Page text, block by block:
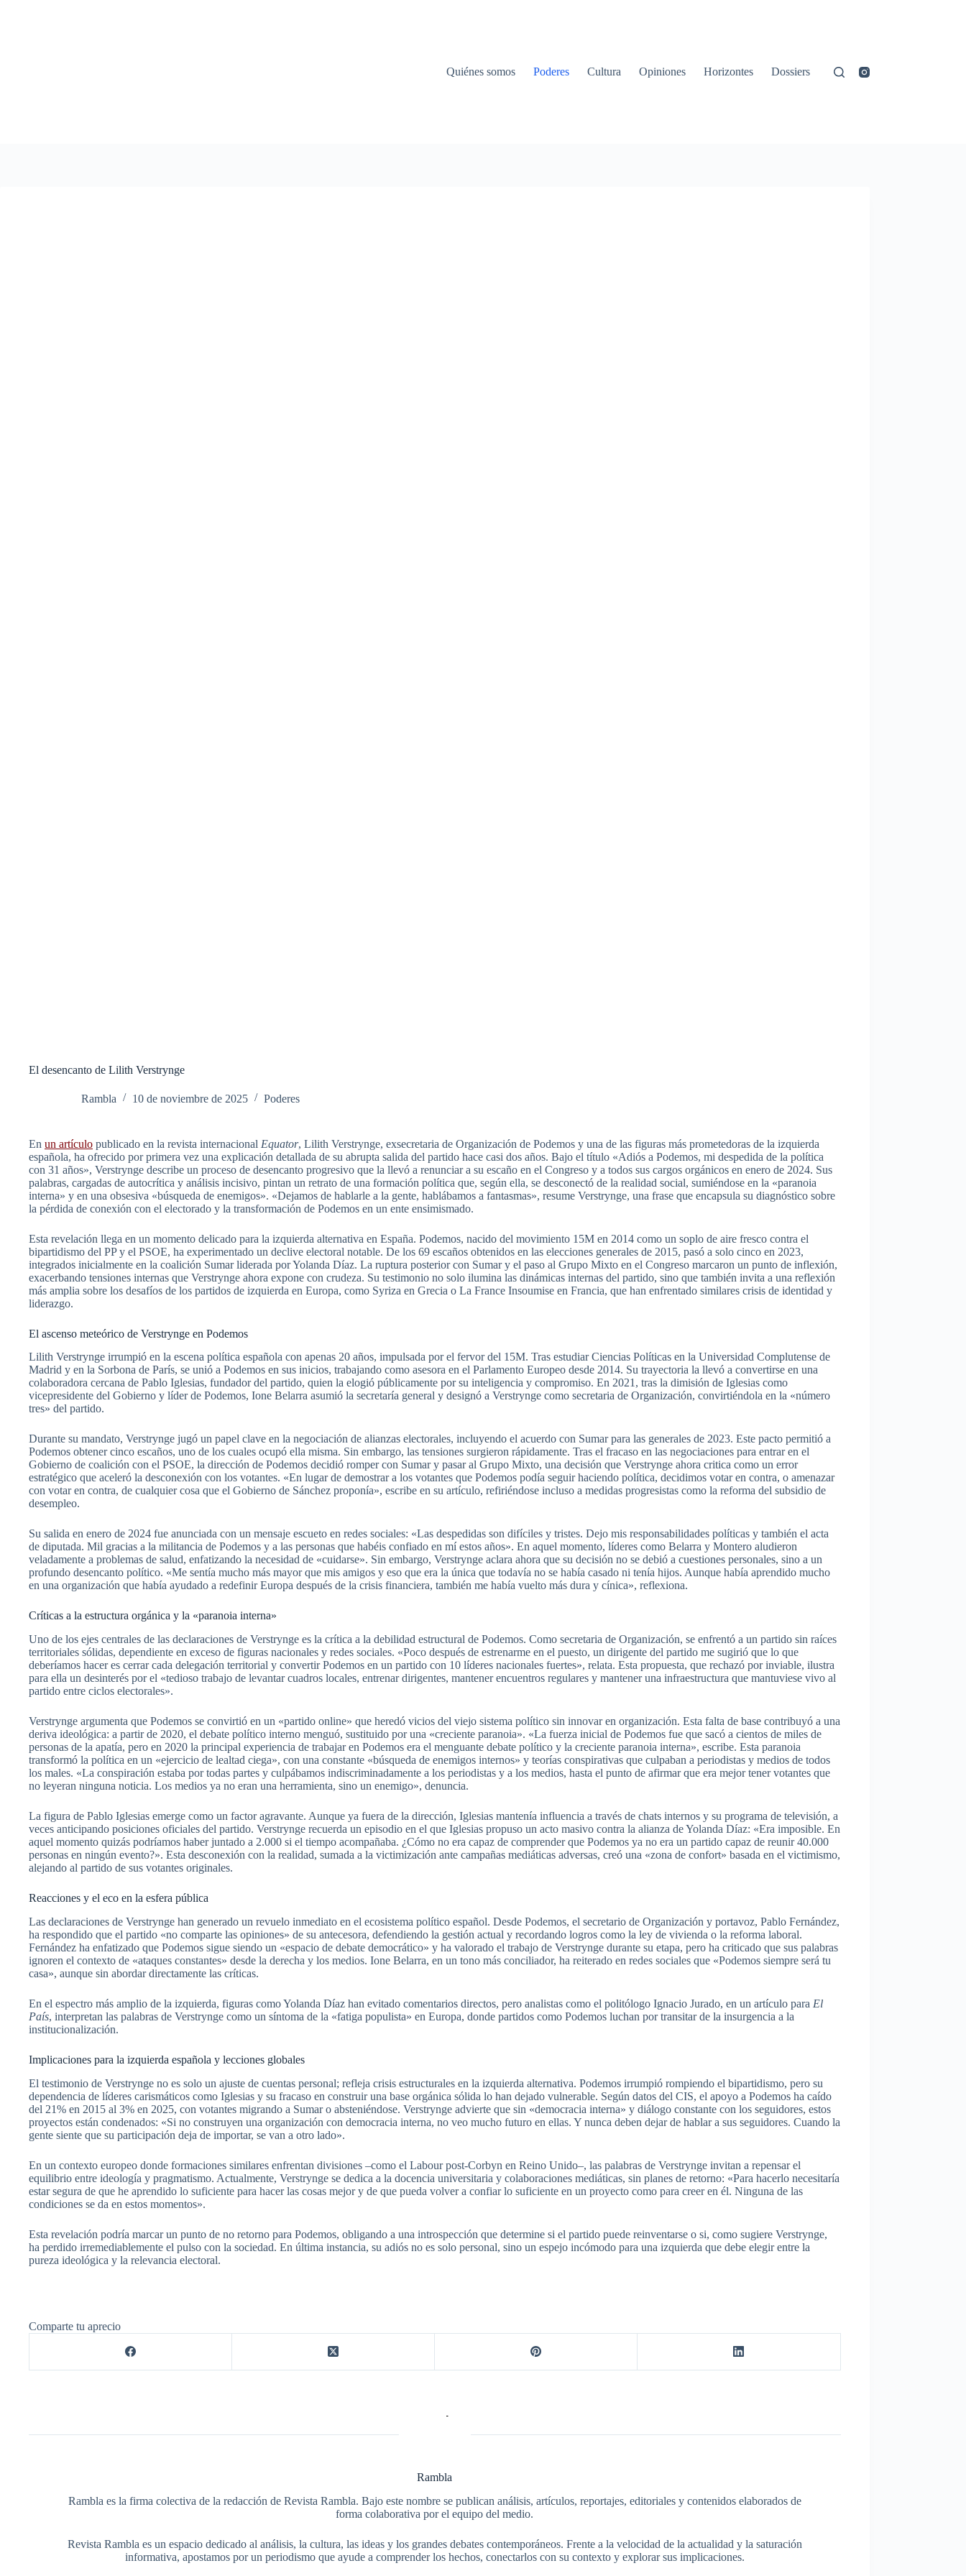
Quiénes somos Poderes Cultura Opiniones Horizontes Dossiers
El desencanto de Lilith Verstrynge
Rambla 10 de noviembre de 2025 Poderes
En un artículo publicado en la revista internacional Equator, Lilith Verstrynge, exsecretaria de Organización de Podemos y una de las figuras más prometedoras de la izquierda
española, ha ofrecido por primera vez una explicación detallada de su abrupta salida del partido hace casi dos años. Bajo el título «Adiós a Podemos, mi despedida de la política
con 31 años», Verstrynge describe un proceso de desencanto progresivo que la llevó a renunciar a su escaño en el Congreso y a todos sus cargos orgánicos en enero de 2024. Sus
palabras, cargadas de autocrítica y análisis incisivo, pintan un retrato de una formación política que, según ella, se desconectó de la realidad social, sumiéndose en la «paranoia
interna» y en una obsesiva «búsqueda de enemigos». «Dejamos de hablarle a la gente, hablábamos a fantasmas», resume Verstrynge, una frase que encapsula su diagnóstico sobre
la pérdida de conexión con el electorado y la transformación de Podemos en un ente ensimismado.
Esta revelación llega en un momento delicado para la izquierda alternativa en España. Podemos, nacido del movimiento 15M en 2014 como un soplo de aire fresco contra el
bipartidismo del PP y el PSOE, ha experimentado un declive electoral notable. De los 69 escaños obtenidos en las elecciones generales de 2015, pasó a solo cinco en 2023,
integrados inicialmente en la coalición Sumar liderada por Yolanda Díaz. La ruptura posterior con Sumar y el paso al Grupo Mixto en el Congreso marcaron un punto de inflexión,
exacerbando tensiones internas que Verstrynge ahora expone con crudeza. Su testimonio no solo ilumina las dinámicas internas del partido, sino que también invita a una reflexión
más amplia sobre los desafíos de los partidos de izquierda en Europa, como Syriza en Grecia o La France Insoumise en Francia, que han enfrentado similares crisis de identidad y
liderazgo.
El ascenso meteórico de Verstrynge en Podemos
Lilith Verstrynge irrumpió en la escena política española con apenas 20 años, impulsada por el fervor del 15M. Tras estudiar Ciencias Políticas en la Universidad Complutense de
Madrid y en la Sorbona de París, se unió a Podemos en sus inicios, trabajando como asesora en el Parlamento Europeo desde 2014. Su trayectoria la llevó a convertirse en una
colaboradora cercana de Pablo Iglesias, fundador del partido, quien la elogió públicamente por su inteligencia y compromiso. En 2021, tras la dimisión de Iglesias como
vicepresidente del Gobierno y líder de Podemos, Ione Belarra asumió la secretaría general y designó a Verstrynge como secretaria de Organización, convirtiéndola en la «número
tres» del partido.
Durante su mandato, Verstrynge jugó un papel clave en la negociación de alianzas electorales, incluyendo el acuerdo con Sumar para las generales de 2023. Este pacto permitió a
Podemos obtener cinco escaños, uno de los cuales ocupó ella misma. Sin embargo, las tensiones surgieron rápidamente. Tras el fracaso en las negociaciones para entrar en el
Gobierno de coalición con el PSOE, la dirección de Podemos decidió romper con Sumar y pasar al Grupo Mixto, una decisión que Verstrynge ahora critica como un error
estratégico que aceleró la desconexión con los votantes. «En lugar de demostrar a los votantes que Podemos podía seguir haciendo política, decidimos votar en contra, o amenazar
con votar en contra, de cualquier cosa que el Gobierno de Sánchez proponía», escribe en su artículo, refiriéndose incluso a medidas progresistas como la reforma del subsidio de
desempleo.
Su salida en enero de 2024 fue anunciada con un mensaje escueto en redes sociales: «Las despedidas son difíciles y tristes. Dejo mis responsabilidades políticas y también el acta
de diputada. Mil gracias a la militancia de Podemos y a las personas que habéis confiado en mí estos años». En aquel momento, líderes como Belarra y Montero aludieron
veladamente a problemas de salud, enfatizando la necesidad de «cuidarse». Sin embargo, Verstrynge aclara ahora que su decisión no se debió a cuestiones personales, sino a un
profundo desencanto político. «Me sentía mucho más mayor que mis amigos y eso que era la única que todavía no se había casado ni tenía hijos. Aunque había aprendido mucho
en una organización que había ayudado a redefinir Europa después de la crisis financiera, también me había vuelto más dura y cínica», reflexiona.
Críticas a la estructura orgánica y la «paranoia interna»
Uno de los ejes centrales de las declaraciones de Verstrynge es la crítica a la debilidad estructural de Podemos. Como secretaria de Organización, se enfrentó a un partido sin raíces
territoriales sólidas, dependiente en exceso de figuras nacionales y redes sociales. «Poco después de estrenarme en el puesto, un dirigente del partido me sugirió que lo que
deberíamos hacer es cerrar cada delegación territorial y convertir Podemos en un partido con 10 líderes nacionales fuertes», relata. Esta propuesta, que rechazó por inviable, ilustra
para ella un desinterés por el «tedioso trabajo de levantar cuadros locales, entrenar dirigentes, mantener encuentros regulares y mantener una infraestructura que mantuviese vivo al
partido entre ciclos electorales».
Verstrynge argumenta que Podemos se convirtió en un «partido online» que heredó vicios del viejo sistema político sin innovar en organización. Esta falta de base contribuyó a una
deriva ideológica: a partir de 2020, el debate político interno menguó, sustituido por una «creciente paranoia». «La fuerza inicial de Podemos fue que sacó a cientos de miles de
personas de la apatía, pero en 2020 la principal experiencia de trabajar en Podemos era el menguante debate político y la creciente paranoia interna», escribe. Esta paranoia
transformó la política en un «ejercicio de lealtad ciega», con una constante «búsqueda de enemigos internos» y teorías conspirativas que culpaban a periodistas y medios de todos
los males. «La conspiración estaba por todas partes y culpábamos indiscriminadamente a los periodistas y a los medios, hasta el punto de afirmar que era mejor tener votantes que
no leyeran ninguna noticia. Los medios ya no eran una herramienta, sino un enemigo», denuncia.
La figura de Pablo Iglesias emerge como un factor agravante. Aunque ya fuera de la dirección, Iglesias mantenía influencia a través de chats internos y su programa de televisión, a
veces anticipando posiciones oficiales del partido. Verstrynge recuerda un episodio en el que Iglesias propuso un acto masivo contra la alianza de Yolanda Díaz: «Era imposible. En
aquel momento quizás podríamos haber juntado a 2.000 si el tiempo acompañaba. ¿Cómo no era capaz de comprender que Podemos ya no era un partido capaz de reunir 40.000
personas en ningún evento?». Esta desconexión con la realidad, sumada a la victimización ante campañas mediáticas adversas, creó una «zona de confort» basada en el victimismo,
alejando al partido de sus votantes originales.
Reacciones y el eco en la esfera pública
Las declaraciones de Verstrynge han generado un revuelo inmediato en el ecosistema político español. Desde Podemos, el secretario de Organización y portavoz, Pablo Fernández,
ha respondido que el partido «no comparte las opiniones» de su antecesora, defendiendo la gestión actual y recordando logros como la ley de vivienda o la reforma laboral.
Fernández ha enfatizado que Podemos sigue siendo un «espacio de debate democrático» y ha valorado el trabajo de Verstrynge durante su etapa, pero ha criticado que sus palabras
ignoren el contexto de «ataques constantes» desde la derecha y los medios. Ione Belarra, en un tono más conciliador, ha reiterado en redes sociales que «Podemos siempre será tu
casa», aunque sin abordar directamente las críticas.
En el espectro más amplio de la izquierda, figuras como Yolanda Díaz han evitado comentarios directos, pero analistas como el politólogo Ignacio Jurado, en un artículo para El
País, interpretan las palabras de Verstrynge como un síntoma de la «fatiga populista» en Europa, donde partidos como Podemos luchan por transitar de la insurgencia a la
institucionalización.
Implicaciones para la izquierda española y lecciones globales
El testimonio de Verstrynge no es solo un ajuste de cuentas personal; refleja crisis estructurales en la izquierda alternativa. Podemos irrumpió rompiendo el bipartidismo, pero su
dependencia de líderes carismáticos como Iglesias y su fracaso en construir una base orgánica sólida lo han dejado vulnerable. Según datos del CIS, el apoyo a Podemos ha caído
del 21% en 2015 al 3% en 2025, con votantes migrando a Sumar o absteniéndose. Verstrynge advierte que sin «democracia interna» y diálogo constante con los seguidores, estos
proyectos están condenados: «Si no construyen una organización con democracia interna, no veo mucho futuro en ellas. Y nunca deben dejar de hablar a sus seguidores. Cuando la
gente siente que su participación deja de importar, se van a otro lado».
En un contexto europeo donde formaciones similares enfrentan divisiones –como el Labour post-Corbyn en Reino Unido–, las palabras de Verstrynge invitan a repensar el
equilibrio entre ideología y pragmatismo. Actualmente, Verstrynge se dedica a la docencia universitaria y colaboraciones mediáticas, sin planes de retorno: «Para hacerlo necesitaría
estar segura de que he aprendido lo suficiente para hacer las cosas mejor y de que pueda volver a confiar lo suficiente en un proyecto como para creer en él. Ninguna de las
condiciones se da en estos momentos».
Esta revelación podría marcar un punto de no retorno para Podemos, obligando a una introspección que determine si el partido puede reinventarse o si, como sugiere Verstrynge,
ha perdido irremediablemente el pulso con la sociedad. En última instancia, su adiós no es solo personal, sino un espejo incómodo para una izquierda que debe elegir entre la
pureza ideológica y la relevancia electoral.
Comparte tu aprecio
Rambla
Rambla es la firma colectiva de la redacción de Revista Rambla. Bajo este nombre se publican análisis, artículos, reportajes, editoriales y contenidos elaborados de
forma colaborativa por el equipo del medio.
Revista Rambla es un espacio dedicado al análisis, la cultura, las ideas y los grandes debates contemporáneos. Frente a la velocidad de la actualidad y la saturación
informativa, apostamos por un periodismo que ayude a comprender los hechos, conectarlos con su contexto y explorar sus implicaciones.